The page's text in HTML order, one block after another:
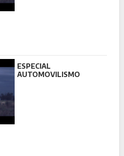
ESPECIAL
AUTOMOVILISMO